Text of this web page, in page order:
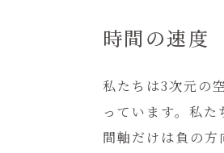
時間の速度
私たちは3次元の
っています。私
間軸だけは負の